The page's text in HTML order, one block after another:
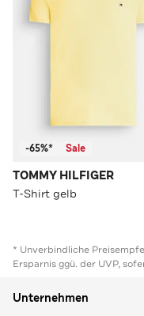
-65%* Sale
TOMMY HILFIGER
T-Shirt gelb
* Unverbindliche
Ersparnis ggü. der UVP,
Unternehmen